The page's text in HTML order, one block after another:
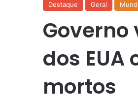
Destaque Geral
dos EUA
mortos